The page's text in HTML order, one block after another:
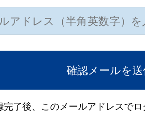
完了後、このメールアドレスで